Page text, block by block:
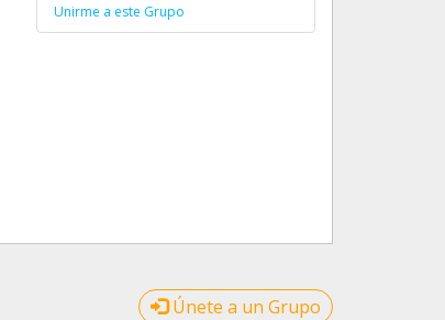
Unirme a este Grupo
Únete a un Grupo